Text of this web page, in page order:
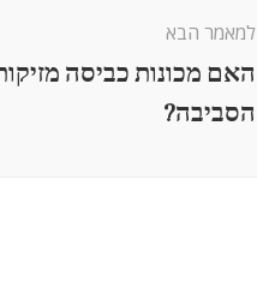
למאמר הבא
האם מכונות כביסה
הסביבה?